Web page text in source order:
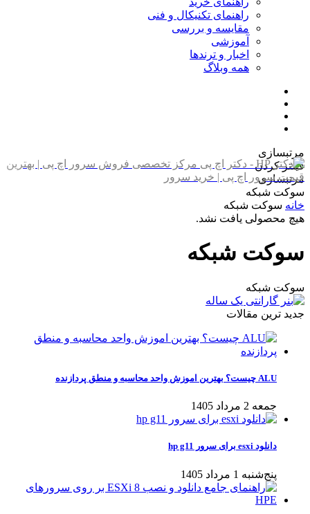
راهنمای تکنیکال و فنی
مقایسه و بررسی
آموزشی
اخبار و ترندها
همه وبلاگ
مرتبسازی
فیلتر کردن
مرتبسازی
سوکت شبکه
خانه سوکت شبکه
هیچ محصولی یافت نشد.
سوکت شبکه
سوکت شبکه
جدید ترین مقالات
ALU چیست؟ بهترین اموزش واحد محاسبه و منطق پردازنده
جمعه 2 مرداد 1405
دانلود esxi برای سرور hp g11
پنج‌شنبه 1 مرداد 1405